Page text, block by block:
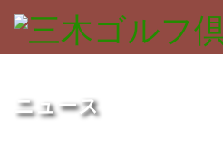
ニュース